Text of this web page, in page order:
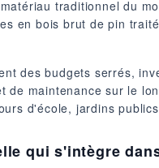
traditionnel du
en bois brut de pin
des budgets serrés,
de maintenance sur le
d'école, jardins
qui s'intègre